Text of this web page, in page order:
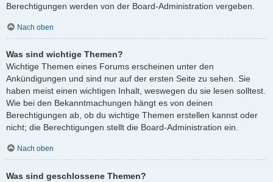
Berechtigungen werden von der Board-Administration vergeben.
Nach oben
Was sind wichtige Themen?
Wichtige Themen eines Forums erscheinen unter den
Ankündigungen und sind nur auf der ersten Seite zu sehen. Sie
haben meist einen wichtigen Inhalt, weswegen du sie lesen solltest.
Wie bei den Bekanntmachungen hängt es von deinen
Berechtigungen ab, ob du wichtige Themen erstellen kannst oder
nicht; die Berechtigungen stellt die Board-Administration ein.
Nach oben
Was sind geschlossene Themen?